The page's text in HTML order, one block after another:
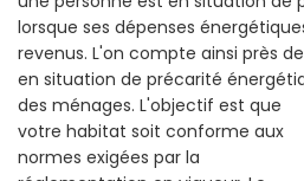
lorsque ses dépenses
revenus. L'on compte ainsi près
en situation de précarité
des ménages. L'objectif est que
votre habitat soit conforme aux
normes exigées par la